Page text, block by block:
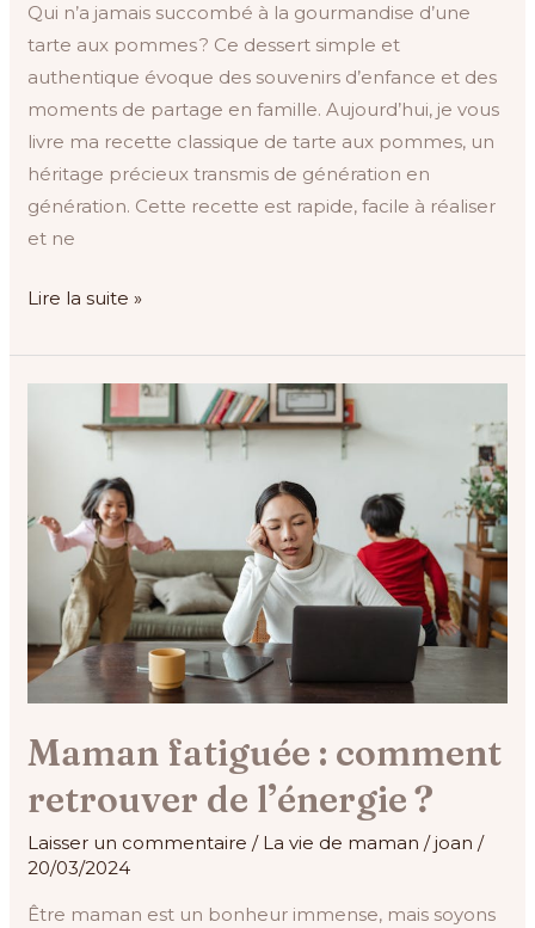
Qui n’a jamais succombé à la gourmandise d’une
tarte aux pommes ? Ce dessert simple et
authentique évoque des souvenirs d’enfance et des
moments de partage en famille. Aujourd’hui, je vous
livre ma recette classique de tarte aux pommes, un
héritage précieux transmis de génération en
génération. Cette recette est rapide, facile à réaliser
et ne
aux
pommes
classique
Lire la suite »
Maman fatiguée : comment
retrouver de l’énergie ?
Laisser un commentaire / La vie de maman /joan/
20/03/2024
Être maman est un bonheur immense, mais soyons
fatiguée :
comment
retrouver
de
l’énergie ?